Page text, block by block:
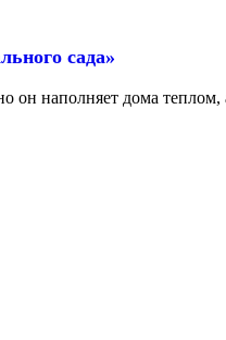
сада»
наполняет дома теплом,